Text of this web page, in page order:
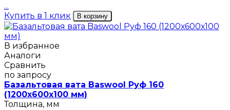
...
Купить в 1 клик
В корзину
В избранное
Аналоги
Сравнить
по запросу
Базальтовая вата Baswool Руф 160
(1200х600х100 мм)
Толщина, мм